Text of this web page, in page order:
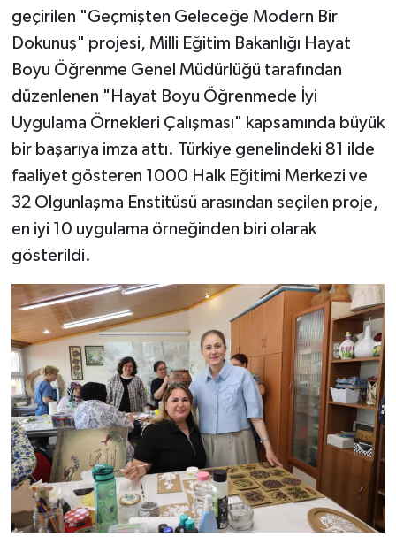
geçirilen "Geçmişten Geleceğe Modern Bir
Dokunuş" projesi, Milli Eğitim Bakanlığı Hayat
Boyu Öğrenme Genel Müdürlüğü tarafından
düzenlenen "Hayat Boyu Öğrenmede İyi
Uygulama Örnekleri Çalışması" kapsamında büyük
bir başarıya imza attı. Türkiye genelindeki 81 ilde
faaliyet gösteren 1000 Halk Eğitimi Merkezi ve
32 Olgunlaşma Enstitüsü arasından seçilen proje,
en iyi 10 uygulama örneğinden biri olarak
gösterildi.